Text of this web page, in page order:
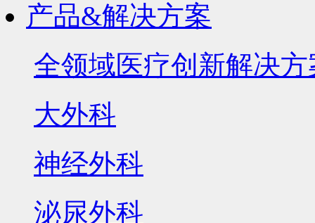
产品&解决方案
全领域医疗创新解决方
大外科
神经外科
泌尿外科